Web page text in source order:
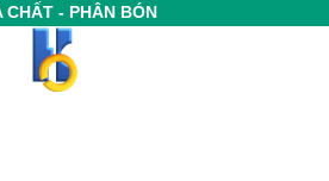
CHẤT - PHÂN BÓN